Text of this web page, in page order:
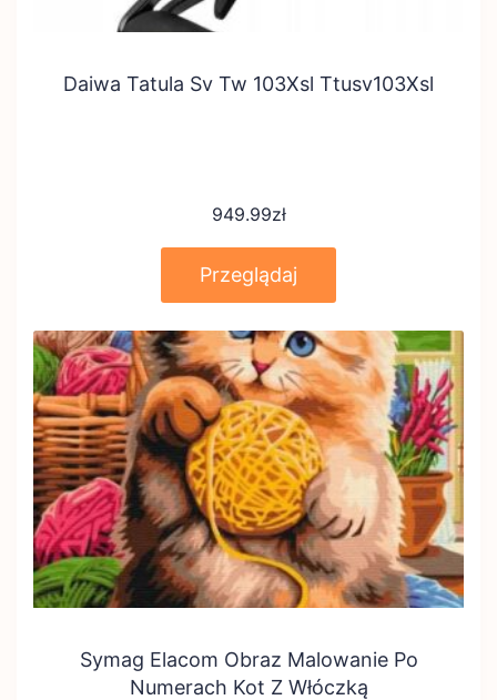
Daiwa Tatula Sv Tw 103Xsl Ttusv103Xsl
949.99zł
Przeglądaj
Symag Elacom Obraz Malowanie Po
Numerach Kot Z Włóczką